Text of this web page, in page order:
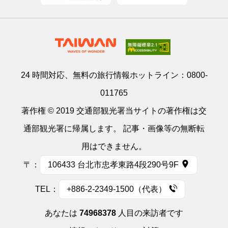
24 時間対応、無料の旅行情報ホットライン： 0800-
011765
著作権 © 2019 交通部観光署当サイトの著作権は交
通部観光署に帰属します。 記事・画像等の無断転
用はできません。
〒： 106433 台北市忠孝東路4段290号9F
TEL： +886-2-2349-1500（代表）
あなたは 74968378 人目の来訪者です